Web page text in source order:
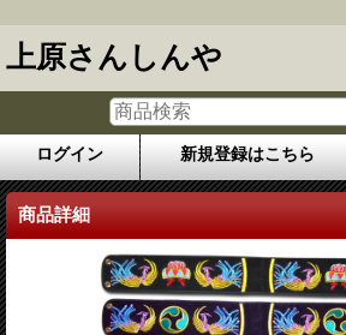
上原さんしんや
ログイン 新規登録はこちら
商品詳細